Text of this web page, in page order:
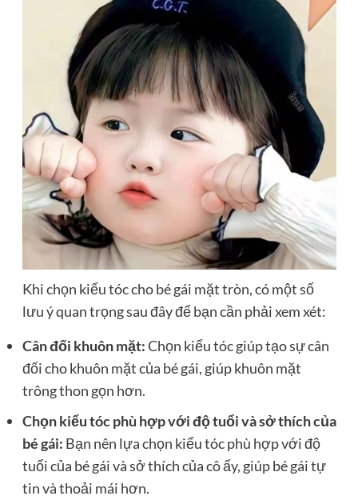
Khi chọn kiểu tóc cho bé gái mặt tròn, có một số
lưu ý quan trọng sau đây để bạn cần phải xem xét:
Cân đối khuôn mặt:Chọn kiểu tóc giúp tạo sự cân
đối cho khuôn mặt của bé gái, giúp khuôn mặt
trông thon gọn hơn.
Chọn kiểu tóc phù hợp với độ tuổi và sở thích của
bé gái: Bạn nên lựa chọn kiểu tóc phù hợp với độ
tuổi của bé gái và sở thích của cô ấy, giúp bé gái tự
tin và thoải mái hơn.